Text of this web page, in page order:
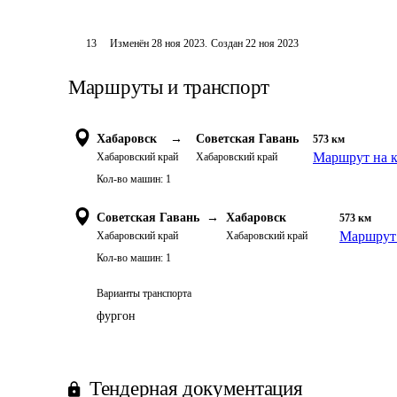
13 Изменён28 ноя 2023. Создан 22 ноя 2023
Маршруты и транспорт
Хабаровск →
Хабаровский край
Советская Гавань
Хабаровский край
573 км
Маршрут на
Кол-во машин: 1
Советская Гавань →
Хабаровский край
Хабаровск
Хабаровский край
573 км
Маршрут
Кол-во машин: 1
Варианты транспорта
фургон
Тендерная документация